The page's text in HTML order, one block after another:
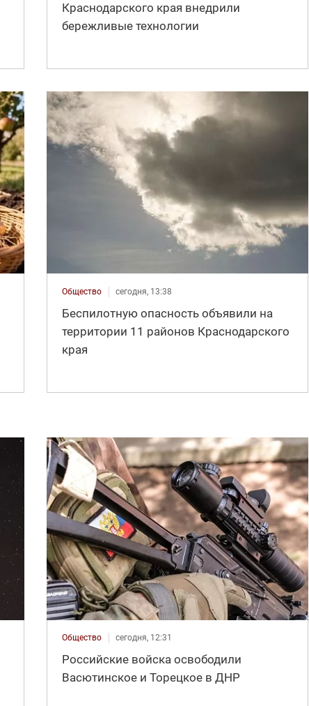
Краснодарского края внедрили
бережливые технологии
Общество сегодня, 13:38
Беспилотную опасность объявили на
территории 11 районов Краснодарского
края
Общество сегодня, 12:31
Российские войска освободили
Васютинское и Торецкое в ДНР